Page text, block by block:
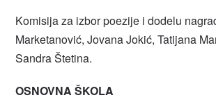
Komisija za izbor poezije i dodelu
Marketanović, Jovana Jokić, Tatijana
Sandra Štetina.
OSNOVNA ŠKOLA